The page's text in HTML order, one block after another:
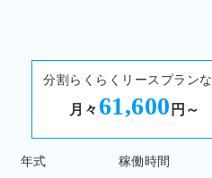
分割らくらくリースプラン
月々 61,600 円～
年式 稼働時間